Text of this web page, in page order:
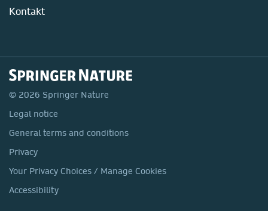
Mitarbeiterführung im Labor
Kontakt
© 2026 Springer Nature
Legal notice
General terms and conditions
Privacy
Your Privacy Choices / Manage Cookies
Accessibility